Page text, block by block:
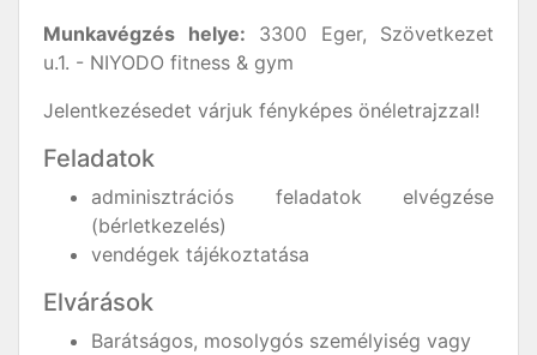
Munkavégzés helye: 3300 Eger, Szövetkezet
u.1. - NIYODO fitness & gym
Jelentkezésedet várjuk fényképes önéletrajzzal!
Feladatok
adminisztrációs feladatok elvégzése
(bérletkezelés)
vendégek tájékoztatása
Elvárások
Barátságos, mosolygós személyiség vagy